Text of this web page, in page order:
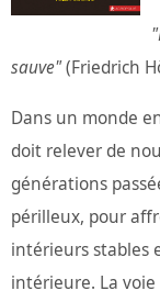
sauve"(Friedrich
Dans un monde
doit relever de
générations
périlleux, pour
intérieurs stables
intérieure. La